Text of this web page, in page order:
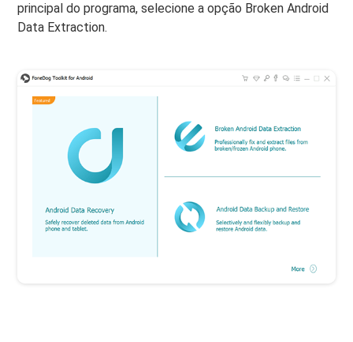
principal do programa, selecione a opção Broken Android
Data Extraction.